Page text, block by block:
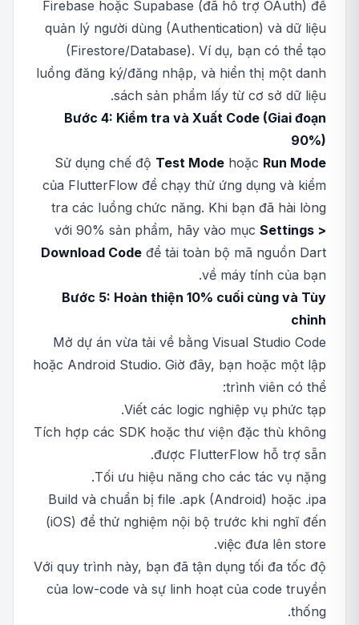
Firebase hoặc Supabase (đã hỗ trợ OAuth) để
quản lý người dùng (Authentication) và dữ liệu
(Firestore/Database). Ví dụ, bạn có thể tạo
luồng đăng ký/đăng nhập, và hiển thị một danh
sách sản phẩm lấy từ cơ sở dữ liệu.
Bước 4: Kiểm tra và Xuất Code (Giai đoạn
90%)
Sử dụng chế độ Test Mode hoặc Run Mode
của FlutterFlow để chạy thử ứng dụng và kiểm
tra các luồng chức năng. Khi bạn đã hài lòng
với 90% sản phẩm, hãy vào mục Settings >
Download Code để tải toàn bộ mã nguồn Dart
về máy tính của bạn.
Bước 5: Hoàn thiện 10% cuối cùng và Tùy
chỉnh
Mở dự án vừa tải về bằng Visual Studio Code
hoặc Android Studio. Giờ đây, bạn hoặc một lập
trình viên có thể:
Viết các logic nghiệp vụ phức tạp.
Tích hợp các SDK hoặc thư viện đặc thù không
được FlutterFlow hỗ trợ sẵn.
Tối ưu hiệu năng cho các tác vụ nặng.
Build và chuẩn bị file .apk (Android) hoặc .ipa
(iOS) để thử nghiệm nội bộ trước khi nghĩ đến
việc đưa lên store.
Với quy trình này, bạn đã tận dụng tối đa tốc độ
của low-code và sự linh hoạt của code truyền
thống.